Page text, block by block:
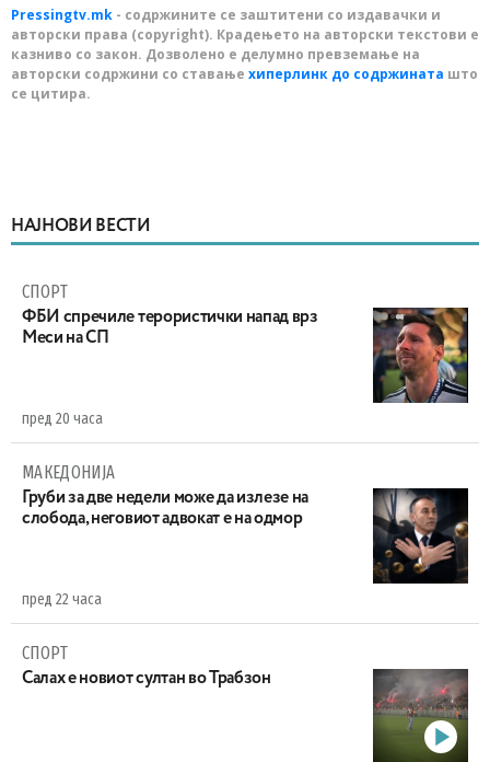
Pressingtv.mk - содржините се заштитени со издавачки и
авторски права (copyright). Крадењето на авторски текстови е
казниво со закон. Дозволено е делумно превземање на
авторски содржини со ставање хиперлинк до содржината што
се цитира.
НАЈНОВИ ВЕСТИ
СПОРТ
ФБИ спречиле терористички напад врз
Меси на СП
пред 20 часа
МАКЕДОНИЈА
Груби за две недели може да излезе на
слобода, неговиот адвокат е на одмор
пред 22 часа
СПОРТ
Салах е новиот султан во Трабзон